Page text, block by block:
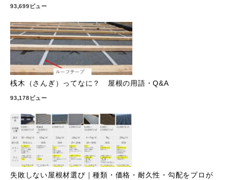
93,699ビュー
桟木（さんぎ）ってなに？ 屋根の用語・Q&A
93,178ビュー
失敗しない屋根材選び｜種類・価格・耐久性・勾配をプロが